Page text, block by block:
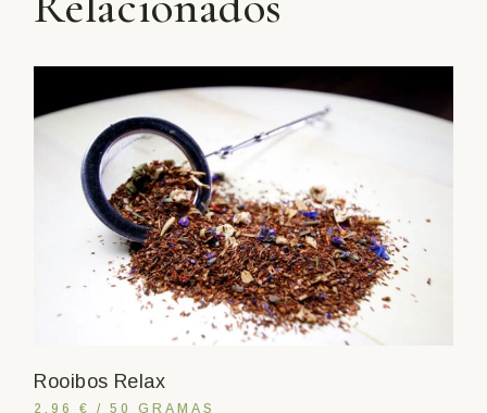
Rooibos Relax
2,96 € / 50 GRAMAS